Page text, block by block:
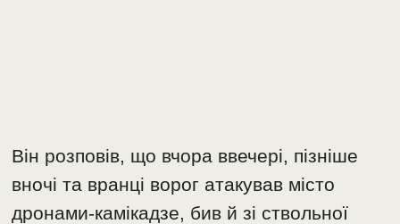
Він розповів, що вчора ввечері, пізніше
вночі та вранці ворог атакував місто
дронами-камікадзе, бив й зі ствольної